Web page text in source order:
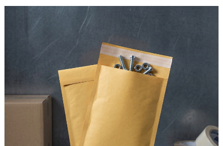
楚三种袋子的区别，还有不同产品、行业该怎么选。